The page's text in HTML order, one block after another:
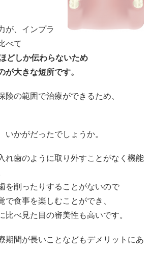
が、インプラ
べて
どしか伝わらないため
が大きな短所です。
険の範囲で治療ができるため、
いかがだったでしょうか。
れ歯のように取り外すことがなく機能
を削ったりすることがないので
で食事を楽しむことができ、
比べ見た目の審美性も高いです。
期間が長いことなどもデメリットにあ